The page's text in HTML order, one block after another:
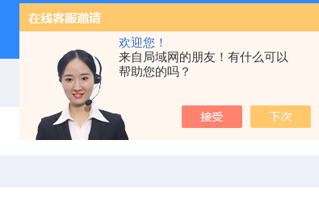
欢迎您！
来自局域网的朋友！有什么可以
帮助您的吗？
当前位置： 产品中心 分立半导体